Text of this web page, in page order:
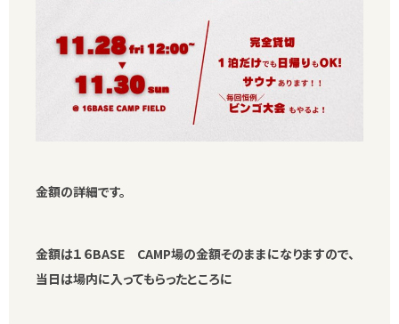
金額の詳細です。
金額は１６BASE CAMP場の金額そのままになりますので、
当日は場内に入ってもらったところに